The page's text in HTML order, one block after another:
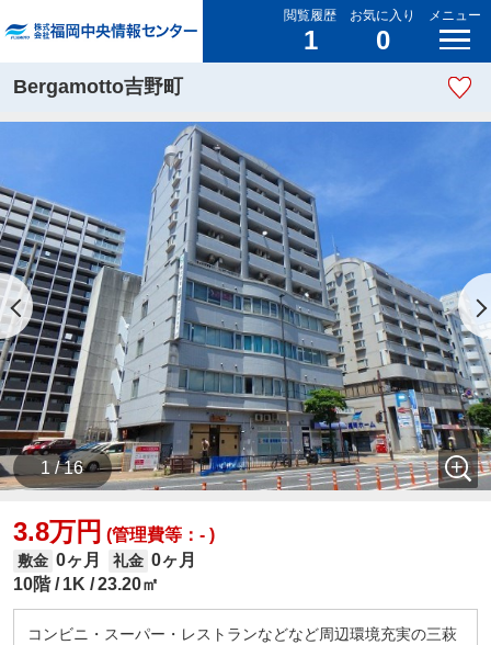
閲覧履歴
1
お気に入り
0
メニュー
Bergamotto吉野町
1 / 16
3.8万円 (管理費等：- )
敷金 0ヶ月 礼金 0ヶ月
10階
1K 23.20㎡
コンビニ・スーパー・レストランなどなど周辺環境充実の三萩